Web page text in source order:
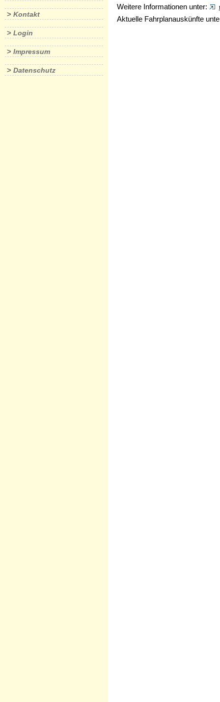
> Kontakt
> Login
> Impressum
> Datenschutz
Weitere Informationen unter:
Aktuelle Fahrplanauskünfte